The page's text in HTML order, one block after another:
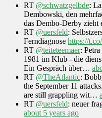
RT @schwatzgelbde:
Dembowski, den
das Dembo-Derby zieht
RT @uersfeld:
Ferndiagnose https://
RT @teiteteemaer: Petra
1981 im Klub - die
Ein Gespräch über…
RT @TheAtlantic:
the September 11
are still grappling wit…
RT @uersfeld: neuer
about 5 years ago